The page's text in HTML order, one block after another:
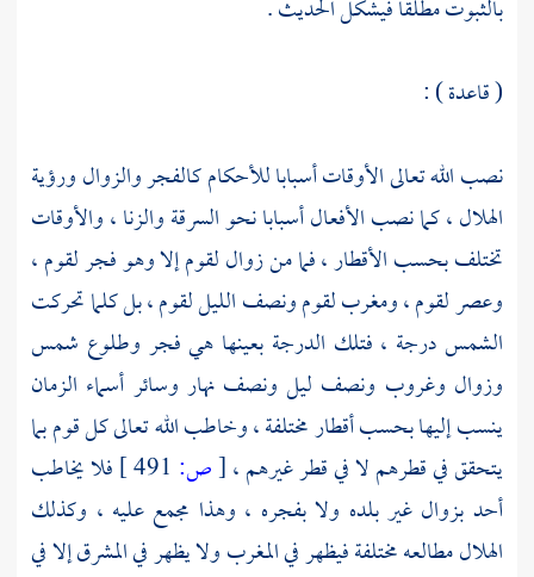
بالثبوت مطلقا فيشكل الحديث .
( قاعدة ) :
نصب الله تعالى الأوقات أسبابا للأحكام كالفجر والزوال ورؤية
الهلال ، كما نصب الأفعال أسبابا نحو السرقة والزنا ، والأوقات
تختلف بحسب الأقطار ، فما من زوال لقوم إلا وهو فجر لقوم ،
وعصر لقوم ، ومغرب لقوم ونصف الليل لقوم ، بل كلما تحركت
الشمس درجة ، فتلك الدرجة بعينها هي فجر وطلوع شمس
وزوال وغروب ونصف ليل ونصف نهار وسائر أسماء الزمان
ينسب إليها بحسب أقطار مختلفة ، وخاطب الله تعالى كل قوم بما
يتحقق في قطرهم لا في قطر غيرهم ،[ص:
فلا يخاطب
أحد بزوال غير بلده ولا بفجره ، وهذا مجمع عليه ، وكذلك
الهلال مطالعه مختلفة فيظهر في المغرب ولا يظهر في المشرق إلا في